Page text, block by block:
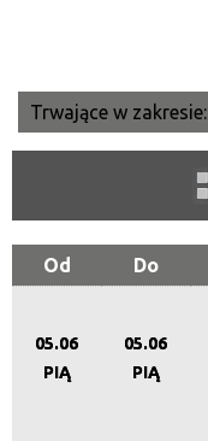
Szukana fraza
Kategoria
Trwające w zakresie:
Od Do
05.06
PIĄ
05.06
PIĄ